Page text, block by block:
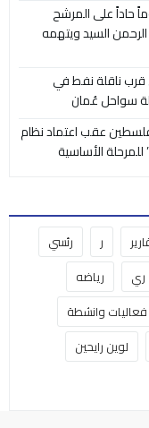
حاداً على المرشح
السيد ويتهمه
قرب ناقلة نفط في
سواحل عُمان
عقب اعتماد نظام
للمرحلة الأساسية
ر
رئسي
ري
رياضه
فعاليات وانشطة
لوين رايحين